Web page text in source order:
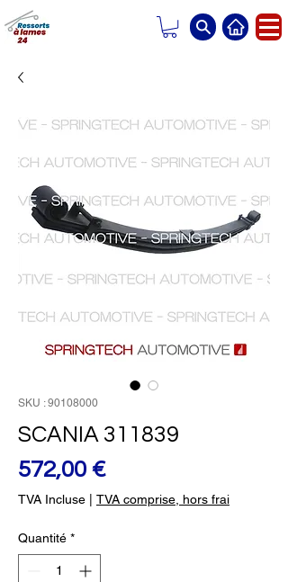
SKU : 90108000
SCANIA 311839
572,00 €Prix
TVA Incluse TVA comprise, hors frai
Quantité *